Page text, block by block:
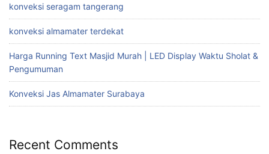
konveksi seragam tangerang
konveksi almamater terdekat
Harga Running Text Masjid Murah | LED Display Waktu Sholat &
Pengumuman
Konveksi Jas Almamater Surabaya
Recent Comments